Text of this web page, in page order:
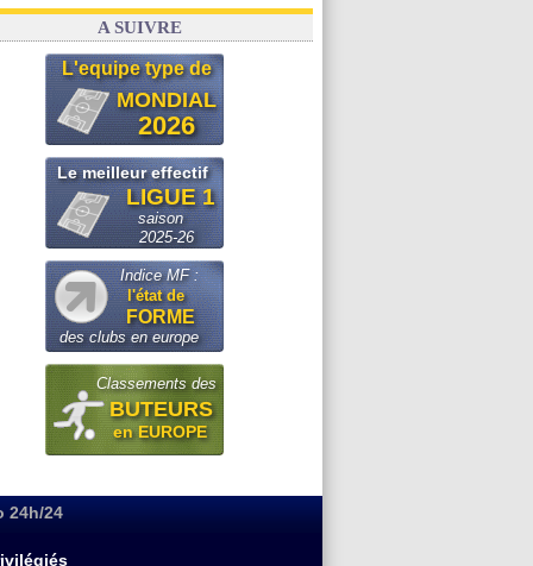
: le démenti de Leipzig pour Diomandé
A SUIVRE
L'equipe type de
MONDIAL
2026
Le meilleur effectif
LIGUE 1
saison
2025-26
Indice MF :
l'état de
FORME
des clubs en europe
Classements des
BUTEURS
en EUROPE
24h/24